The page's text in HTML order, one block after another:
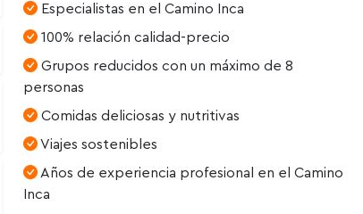
Especialistas en el Camino Inca
100% relación calidad-precio
Grupos reducidos con un máximo de 8
personas
Comidas deliciosas y nutritivas
Viajes sostenibles
Años de experiencia profesional en el Camino
Inca